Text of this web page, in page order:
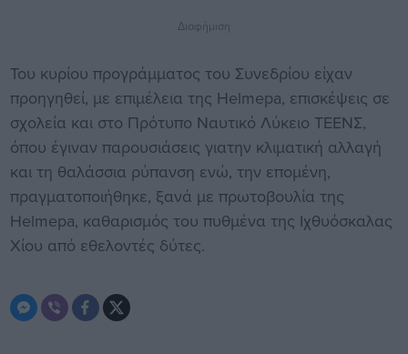
Διαφήμιση
Του κυρίου προγράμματος του Συνεδρίου είχαν
προηγηθεί, με επιμέλεια της Helmepa, επισκέψεις σε
σχολεία και στο Πρότυπο Ναυτικό Λύκειο ΤΕΕΝΣ,
όπου έγιναν παρουσιάσεις γιατην κλιματική αλλαγή
και τη θαλάσσια ρύπανση ενώ, την επομένη,
πραγματοποιήθηκε, ξανά με πρωτοβουλία της
Helmepa, καθαρισμός του πυθμένα της Ιχθυόσκαλας
Χίου από εθελοντές δύτες.